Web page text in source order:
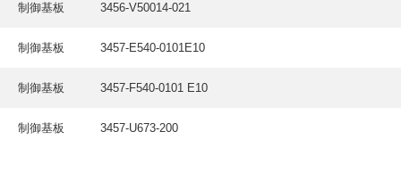
INTERVIEW
お客様インタビュー
RECRUIT
制御基板 3456-V50014-021
制御基板 3457-E540-0101E10
制御基板 3457-F540-0101 E10
制御基板 3457-U673-200